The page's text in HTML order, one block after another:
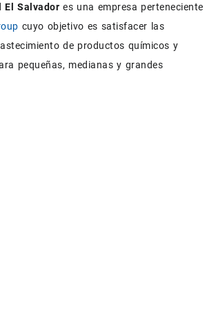
El Salvador es una empresa perteneciente
cuyo objetivo es satisfacer las
de productos químicos y
pequeñas, medianas y grandes